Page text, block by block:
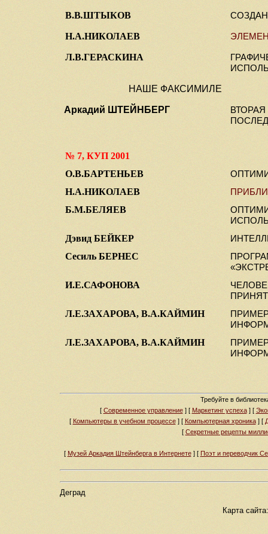
В.В.ШТЫКОВ
Н.А.НИКОЛАЕВ
Л.В.ГЕРАСКИНА
НАШЕ ФАКСИМИЛЕ
Аркадий ШТЕЙНБЕРГ
№ 7, КУП 2001
О.В.БАРТЕНЬЕВ
Н.А.НИКОЛАЕВ
Б.М.БЕЛЯЕВ
Дэвид БЕЙКЕР
Сесиль БЕРНЕС
И.Е.САФОНОВА
Л.Е.ЗАХАРОВА, В.А.КАЙМИН
Л.Е.ЗАХАРОВА, В.А.КАЙМИН
Требуйте в
[ Современное управление] [ Маркетинг успеха] [
[ Компьютеры в учебном процессе] [ Компьютерная хроника] [
[ Секретные рецепты
[ Музей Аркадия Штейнберга в Интернете] [ Поэт и переводчик
Деград
Карта